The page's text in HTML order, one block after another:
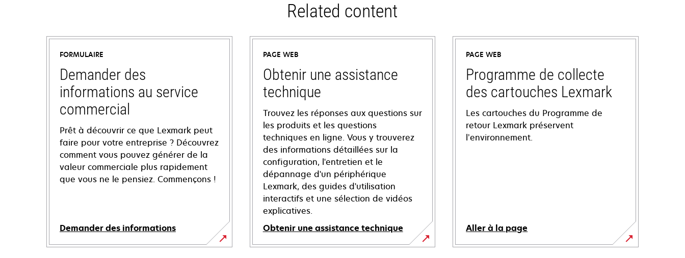
Related content
FORMULAIRE
Demander des
informations au service
commercial
Prêt à découvrir ce que Lexmark peut
faire pour votre entreprise ? Découvrez
comment vous pouvez générer de la
valeur commerciale plus rapidement
que vous ne le pensiez. Commençons !
Demander des informations
PAGE WEB
Obtenir une assistance
technique
Trouvez les réponses aux questions sur
les produits et les questions
techniques en ligne. Vous y trouverez
des informations détaillées sur la
configuration, l'entretien et le
dépannage d'un périphérique
Lexmark, des guides d'utilisation
interactifs et une sélection de vidéos
explicatives.
Obtenir une assistance technique
s’ouvre
PAGE WEB
Programme de collecte
des cartouches Lexmark
Les cartouches du Programme de
retour Lexmark préservent
l’environnement.
Aller à la page